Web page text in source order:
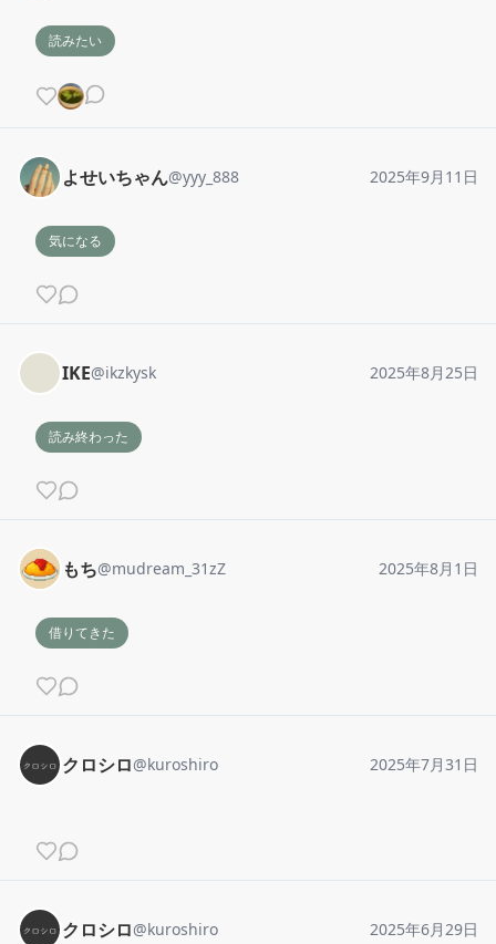
読みたい
よせいちゃん@yyy_888 2025年9月11日
気になる
IKE@ikzkysk 2025年8月25日
読み終わった
もち@mudream_31zZ 2025年8月1日
借りてきた
クロシロ@kuroshiro 2025年7月31日
クロシロ@kuroshiro 2025年6月29日